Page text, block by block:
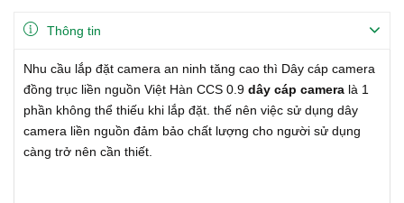
Thông tin
Nhu cầu lắp đặt camera an ninh tăng cao thì Dây cáp camera
đồng trục liền nguồn Việt Hàn CCS 0.9​​​​​​​ dây cáp camera là 1
phần không thể thiếu khi lắp đặt. thế nên việc sử dụng dây
camera liền nguồn đảm bảo chất lượng cho người sử dụng
càng trở nên cần thiết.